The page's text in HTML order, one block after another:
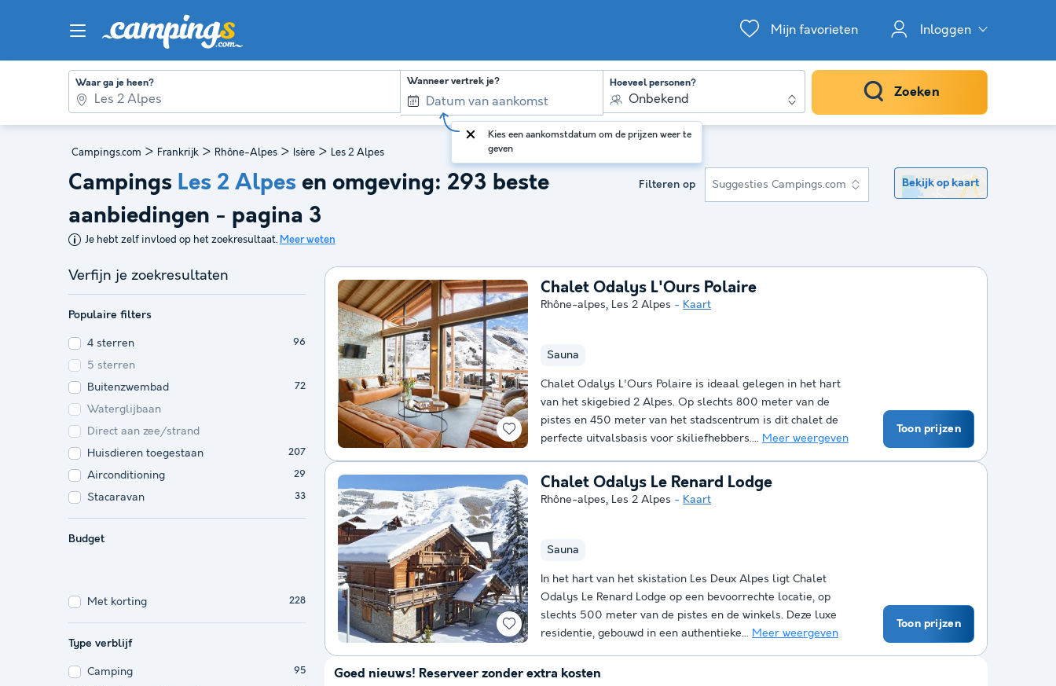
Mijn favorieten Inloggen
Waar ga je heen? Wanneer vertrek je?
Kies een aankomstdatum om de prijzen weer te
geven
Hoeveel personen?
Onbekend Zoeken
Campings.com > Frankrijk > Rhône-Alpes > Isère > Les 2 Alpes
Campings Les 2 Alpes en omgeving: 293 beste
aanbiedingen - pagina 3
Je hebt zelf invloed op het zoekresultaat. Meer weten
Filteren op Suggesties Campings.com Bekijk op kaart
Verfijn je zoekresultaten
Populaire filters
4 sterren 96
5 sterren
Buitenzwembad
72
Waterglijbaan
Direct aan zee/strand
Huisdieren toegestaan
207
Airconditioning 29
Stacaravan 33
Budget
Met korting 228
Type verblijf
Camping 95
Chalet Odalys L'Ours Polaire
Rhône-alpes, Les 2 Alpes Kaart
Sauna
Chalet Odalys L'Ours Polaire is ideaal gelegen in het hart
van het skigebied 2 Alpes. Op slechts 800 meter van de
pistes en 450 meter van het stadscentrum is dit chalet de
perfecte uitvalsbasis voor skiliefhebbers.... Meer weergeven
Toon prijzen
Chalet Odalys Le Renard Lodge
Rhône-alpes, Les 2 Alpes Kaart
Sauna
In het hart van het skistation Les Deux Alpes ligt Chalet
Odalys Le Renard Lodge op een bevoorrechte locatie, op
slechts 500 meter van de pistes en de winkels. Deze luxe
residentie, gebouwd in een authentieke... Meer weergeven
Toon prijzen
Goed nieuws! Reserveer zonder extra kosten